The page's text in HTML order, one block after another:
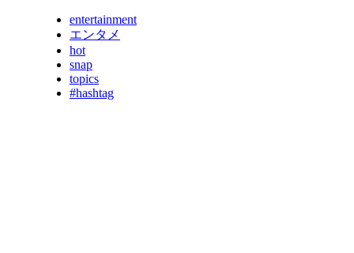
entertainment
エンタメ
hot
snap
topics
#hashtag